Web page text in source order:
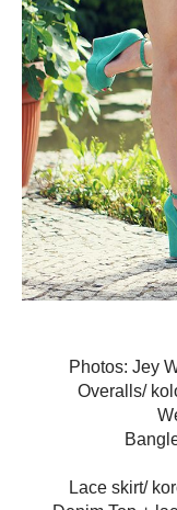
Photos: Jey
Overalls/
Lace skirt/